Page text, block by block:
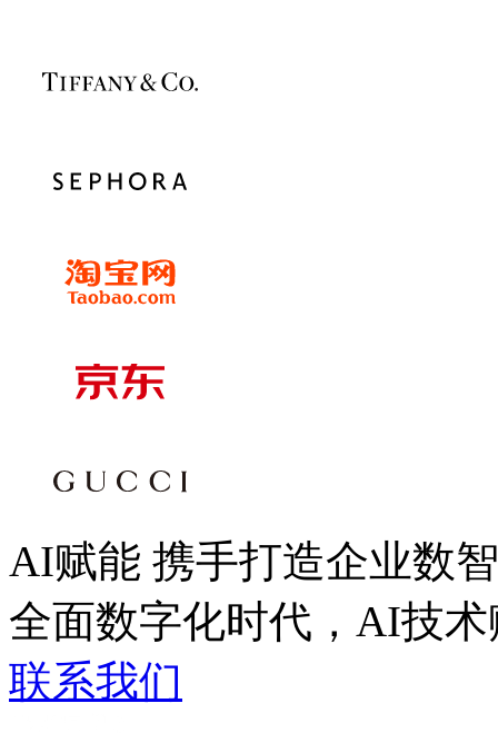
AI赋能 携手打造企业数
全面数字化时代，AI技
联系我们